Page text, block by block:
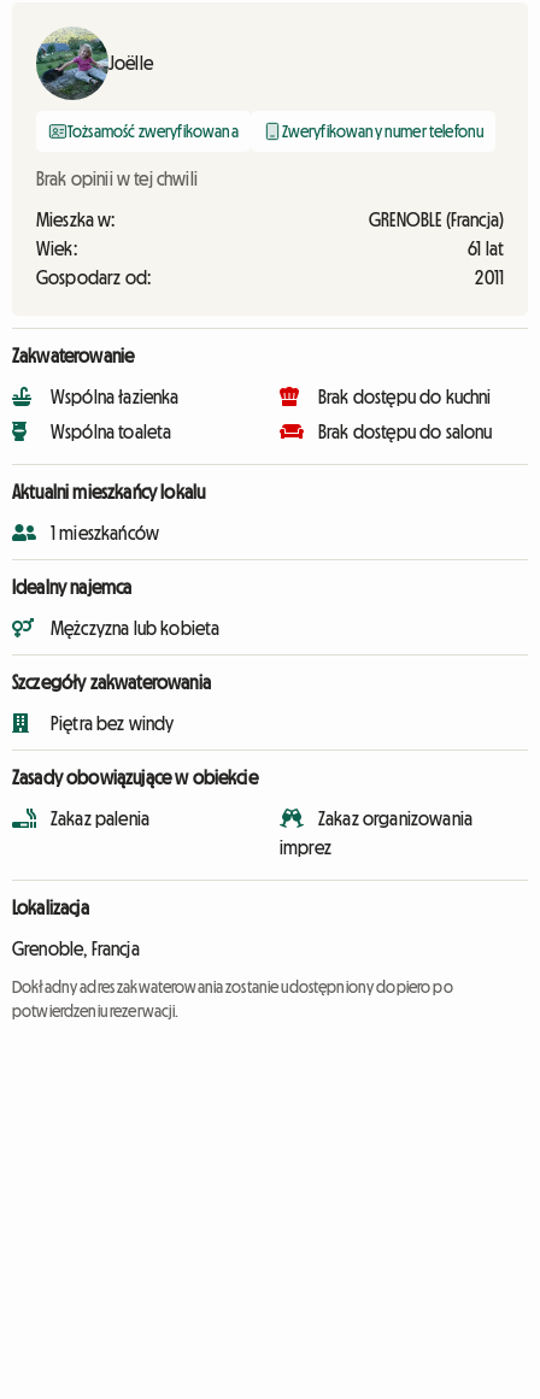
Joëlle
Tożsamość zweryfikowana Zweryfikowany numer telefonu
Brak opinii w tej chwili
Mieszka w:
GRENOBLE (Francja)
Wiek:
61 lat
Gospodarz od:
2011
Zakwaterowanie
Wspólna łazienka
Wspólna toaleta
Brak dostępu do kuchni
Brak dostępu do salonu
Aktualni mieszkańcy lokalu
1 mieszkańców
Idealny najemca
Mężczyzna lub kobieta
Szczegóły zakwaterowania
Piętra bez windy
Zasady obowiązujące w obiekcie
Zakaz palenia
Zakaz organizowania
imprez
Lokalizacja
Grenoble, Francja
Dokładny adres zakwaterowania zostanie udostępniony dopiero po
potwierdzeniu rezerwacji.